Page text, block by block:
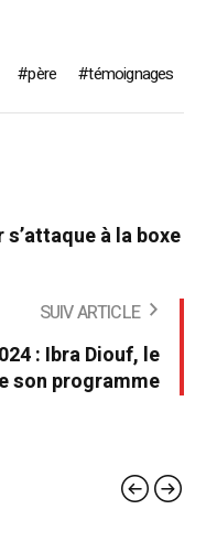
père témoignages
à la boxe
SUIV ARTICLE
: Ibra Diouf, le
son programme